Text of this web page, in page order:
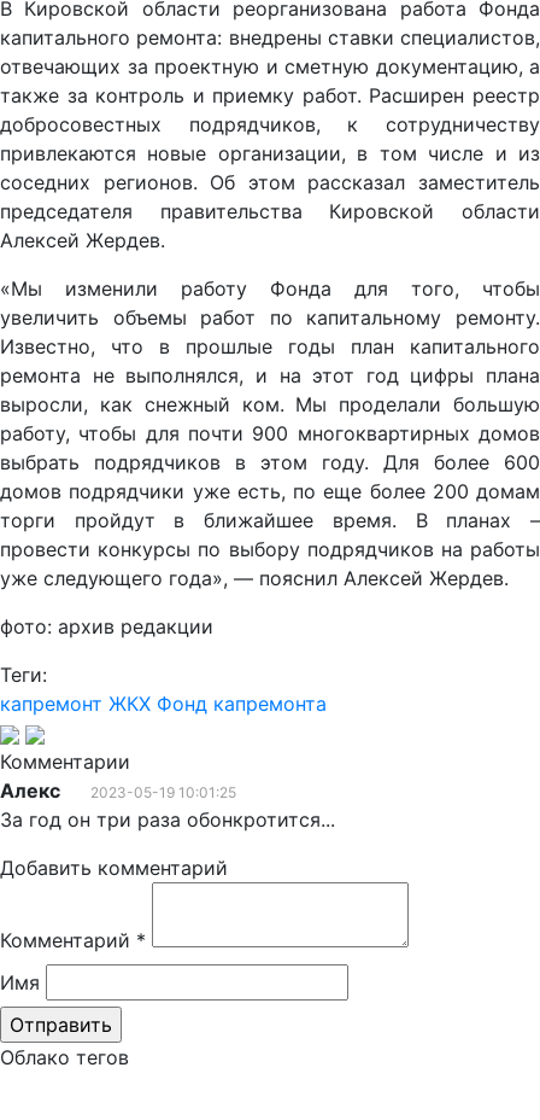
В Кировской области реорганизована работа Фонда
капитального ремонта: внедрены ставки специалистов,
отвечающих за проектную и сметную документацию, а
также за контроль и приемку работ. Расширен реестр
добросовестных подрядчиков, к сотрудничеству
привлекаются новые организации, в том числе и из
соседних регионов. Об этом рассказал заместитель
председателя правительства Кировской области
Алексей Жердев.
«Мы изменили работу Фонда для того, чтобы
увеличить объемы работ по капитальному ремонту.
Известно, что в прошлые годы план капитального
ремонта не выполнялся, и на этот год цифры плана
выросли, как снежный ком. Мы проделали большую
работу, чтобы для почти 900 многоквартирных домов
выбрать подрядчиков в этом году. Для более 600
домов подрядчики уже есть, по еще более 200 домам
торги пройдут в ближайшее время. В планах –
провести конкурсы по выбору подрядчиков на работы
уже следующего года», — пояснил Алексей Жердев.
фото: архив редакции
Теги:
капремонт ЖКХ Фонд капремонта
Комментарии
Алекс
2023-05-19 10:01:25
За год он три раза обонкротится...
Добавить комментарий
Комментарий *
Имя
Облако тегов